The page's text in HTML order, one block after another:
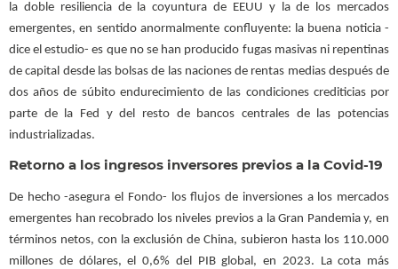
la doble resiliencia de la coyuntura de EEUU y la de los mercados
emergentes, en sentido anormalmente confluyente: la buena noticia -
dice el estudio- es que no se han producido fugas masivas ni repentinas
de capital desde las bolsas de las naciones de rentas medias después de
dos años de súbito endurecimiento de las condiciones crediticias por
parte de la Fed y del resto de bancos centrales de las potencias
industrializadas.
Retorno a los ingresos inversores previos a la Covid-19
De hecho -asegura el Fondo- los flujos de inversiones a los mercados
emergentes han recobrado los niveles previos a la Gran Pandemia y, en
términos netos, con la exclusión de China, subieron hasta los 110.000
millones de dólares, el 0,6% del PIB global, en 2023. La cota más